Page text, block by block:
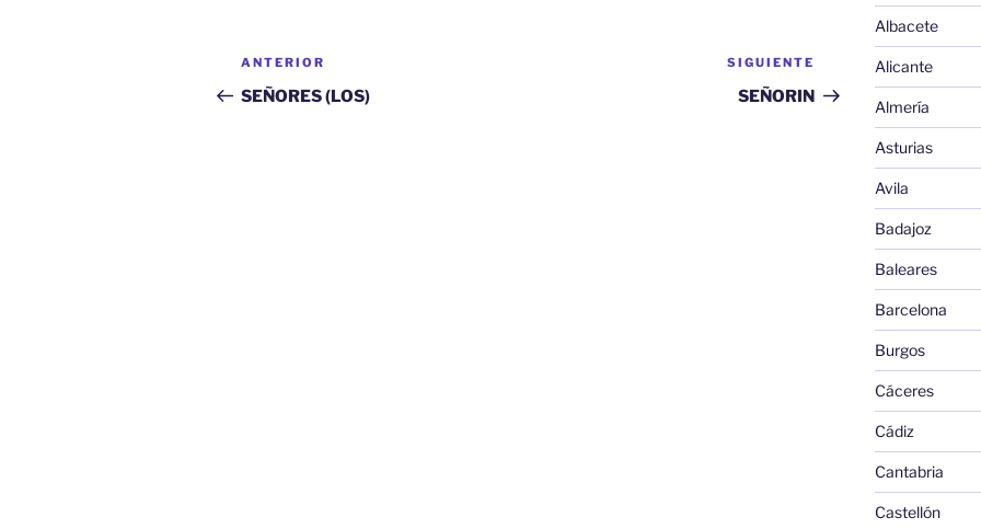
Navegación
de
Entrada
anterior:
ANTERIOR
SEÑORES (LOS)
Siguiente
entrada
SIGUIENTE
SEÑORIN
Albacete
Alicante
Almería
Asturias
Avila
Badajoz
Baleares
Barcelona
Burgos
Cáceres
Cádiz
Cantabria
Castellón